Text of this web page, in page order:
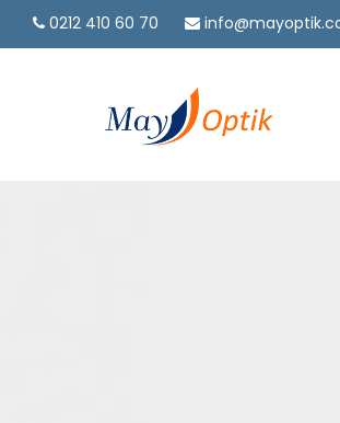
0212 410 60 70